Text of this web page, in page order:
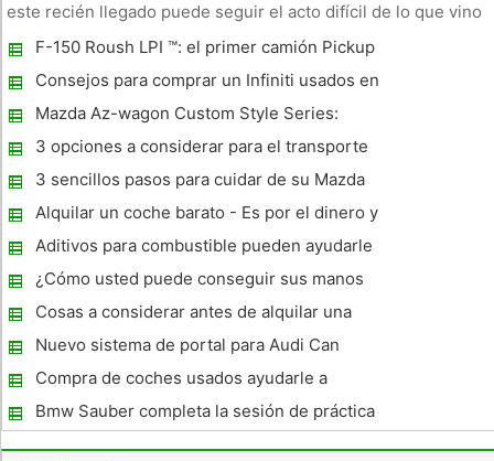
este recién llegado puede seguir el acto difícil de lo que vino
Ford Ka establecer inmediatamente las normas para los v
F-150 Roush LPI ™: el primer camión Pickup
propano-powered
Consejos para comprar un Infiniti usados ​​en
Santa Monica, Ca
Mazda Az-wagon Custom Style Series:
Bolder, Better
3 opciones a considerar para el transporte
desde el aeropuerto Newark Liberty
3 sencillos pasos para cuidar de su Mazda
Alquilar un coche barato - Es por el dinero y
no el flash
Aditivos para combustible pueden ayudarle
a ahorrar dinero en gas
¿Cómo usted puede conseguir sus manos
en el 2009 Aston Martin DB9
Cosas a considerar antes de alquilar una
limusina
Nuevo sistema de portal para Audi Can
Vehículos ofrece compatibilidad Texto Ipod
Compra de coches usados ​​ayudarle a
ahorrar dinero en Australia - Aa Family
Motors
Bmw Sauber completa la sesión de práctica
para Gran Premio de Mónaco